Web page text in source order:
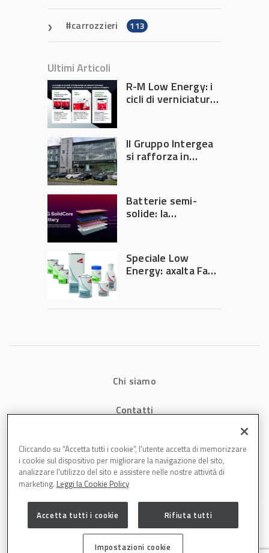
carrozzieri 113
Ultimi Articoli
R-M Low Energy: i
cicli di verniciatura
tempi e costi in
carrozzeria
Il Gruppo Intergea
si rafforza in
Batterie semi-
solide: la
accelerare la
rivoluzione
dell’auto elettrica
Speciale Low
Energy: axalta Fast
riduce consumi
produttività in
Chi siamo
Contatti
Cookies
Cliccando su “Accetta tutti i cookie”, l'utente accetta di memorizzare
i cookie sul dispositivo per migliorare la navigazione del sito,
analizzare l'utilizzo del sito e assistere nelle nostre attività di
marketing. Leggi la Cookie Policy
Accetta tutti i cookie Rifiuta tutti
Impostazioni cookie